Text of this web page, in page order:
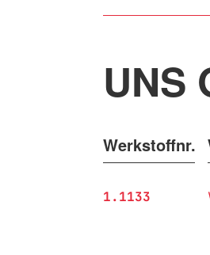
UNS
Werkstoffnr.
1.1133